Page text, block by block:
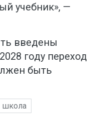
учебник», —
введены
году переход
быть
школа